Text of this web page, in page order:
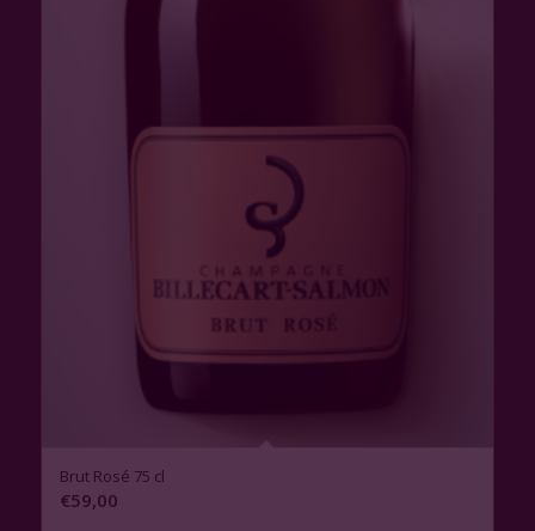
Brut Rosé 75 cl
€59,00